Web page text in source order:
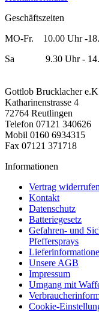
Geschäftszeiten
MO-Fr. 10.00 Uhr -
Sa 9.30 Uhr -
Gottlob Brucklacher
Katharinenstrasse 4
72764 Reutlingen
Telefon 07121 340626
Mobil 0160 6934315
Fax 07121 371718
Informationen
Vertrag widerrufen
Kontakt
Datenschutz
Batteriegesetz
Gefahren- und
Pfeffersprays
Unsere AGB
Impressum
Umgang mit
Cookie-